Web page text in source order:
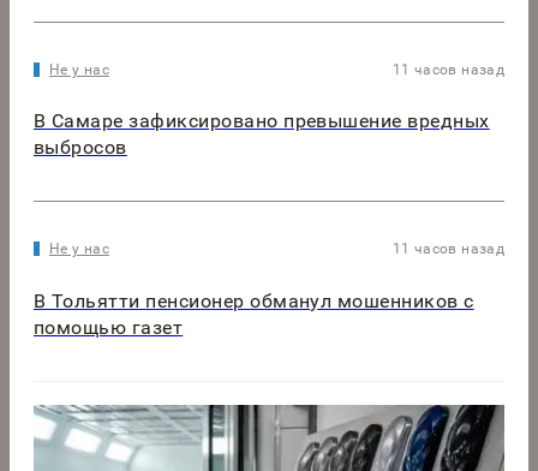
Не у нас 11 часов назад
В Самаре зафиксировано превышение вредных
выбросов
Не у нас 11 часов назад
В Тольятти пенсионер обманул мошенников с
помощью газет